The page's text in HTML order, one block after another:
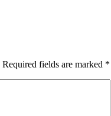
Required fields are marked *